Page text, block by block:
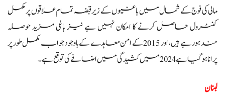
مالی کی فوج کے شمال میں باغیوں کے زیر قبضہ تمام علاقوں پر مکمل
کنٹرول حاصل کرنے کا امکان نہیں ہے نیز باغی مزید حوصلہ
مند ہو رہے ہیں، اور 2015 کے امن معاہدے کے باوجود جو اب مکمل طور پر
پرانا ہو گیا ہے 2024 میں کشیدگی میں اضافے کی توقع ہے۔
لبنان